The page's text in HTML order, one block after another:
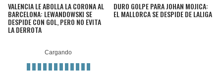
VALENCIA LE ABOLLA LA CORONA AL
BARCELONA: LEWANDOWSKI SE
DESPIDE CON GOL, PERO NO EVITA
LA DERROTA
DURO GOLPE PARA JOHAN MOJICA:
EL MALLORCA SE DESPIDE DE LALIGA